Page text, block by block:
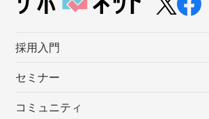
採⽤⼊⾨
セミナー
コミュニティ